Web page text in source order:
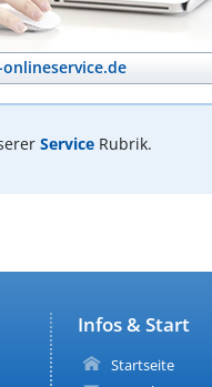
ServiceRubrik.
Infos & Start
Startseite